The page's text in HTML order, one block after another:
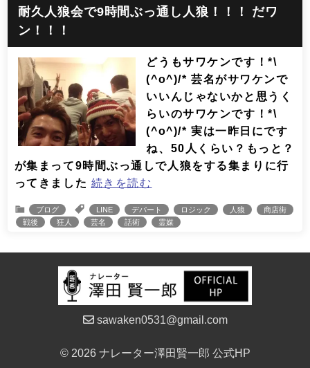
耐久人狼会で9時間ぶっ通し人狼！！！ だワ
ン！！！
どうもサワケンです！*\
(^o^)/* 芸名がサワケンで
いいんじゃないかと思うく
らいのサワケンです！*\
(^o^)/* 実は一昨日にです
ね、50人くらい？もっと？
が集まって9時間ぶっ通しで人狼をする集まりに行
ってきました 続きを読む
ブログ LINE デパート ロジック 人狼
商店街
戦後
狂人 芸名 話術 霊媒
sawaken0531@gmail.com
© 2026 ナレーター澤田賢一郎 公式HP